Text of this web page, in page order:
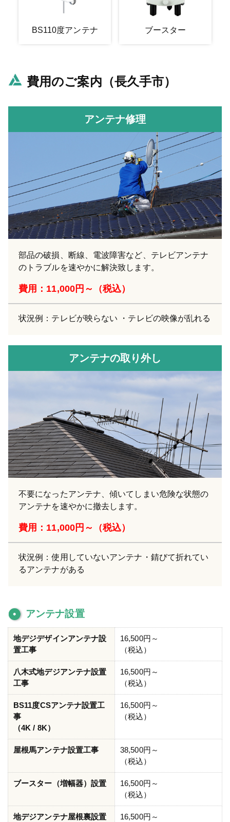
BS110度アンテナ ブースター
費用のご案内（長久手市）
アンテナ修理
部品の破損、断線、電波障害など、テレビアンテナ
のトラブルを速やかに解決致します。
費用：11,000円～（税込）
状況例：テレビが映らない ・テレビの映像が乱れる
アンテナの取り外し
不要になったアンテナ、傾いてしまい危険な状態の
アンテナを速やかに撤去します。
費用：11,000円～（税込）
状況例：使用していないアンテナ・錆びて折れてい
るアンテナがある
アンテナ設置
地デジデザインアンテナ設
置工事
16,500円～
（税込）
八木式地デジアンテナ設置
工事
16,500円～
（税込）
BS11度CSアンテナ設置工
事
（4K / 8K）
16,500円～
（税込）
屋根馬アンテナ設置工事
38,500円～
（税込）
ブースター（増幅器）設置
16,500円～
（税込）
地デジアンテナ屋根裏設置 16,500円～